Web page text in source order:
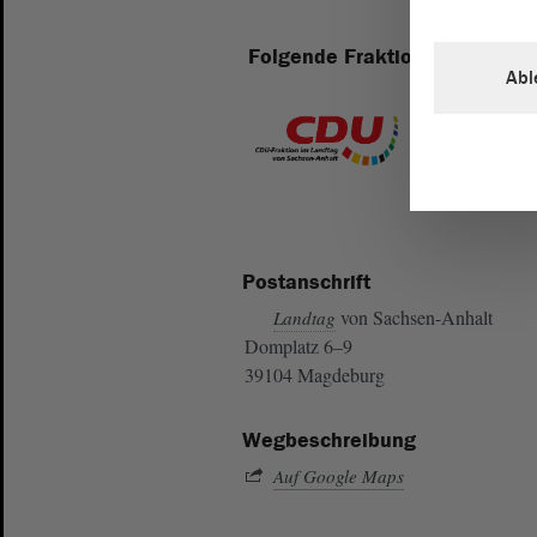
Folgende Fraktionen sind im
Postanschrift
Landtag von Sachsen-Anhalt
Domplatz 6–9
39104 Magdeburg
Wegbeschreibung
Auf Google Maps